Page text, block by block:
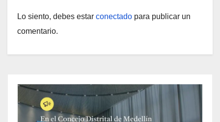
Lo siento, debes estar conectado para publicar un
comentario.